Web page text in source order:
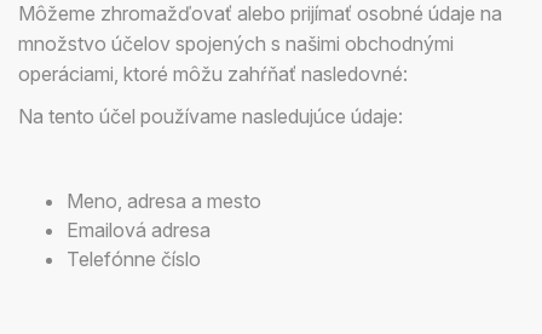
Môžeme zhromažďovať alebo prijímať osobné údaje na
množstvo účelov spojených s našimi obchodnými
operáciami, ktoré môžu zahŕňať nasledovné:
Na tento účel používame nasledujúce údaje:
Meno, adresa a mesto
Emailová adresa
Telefónne číslo